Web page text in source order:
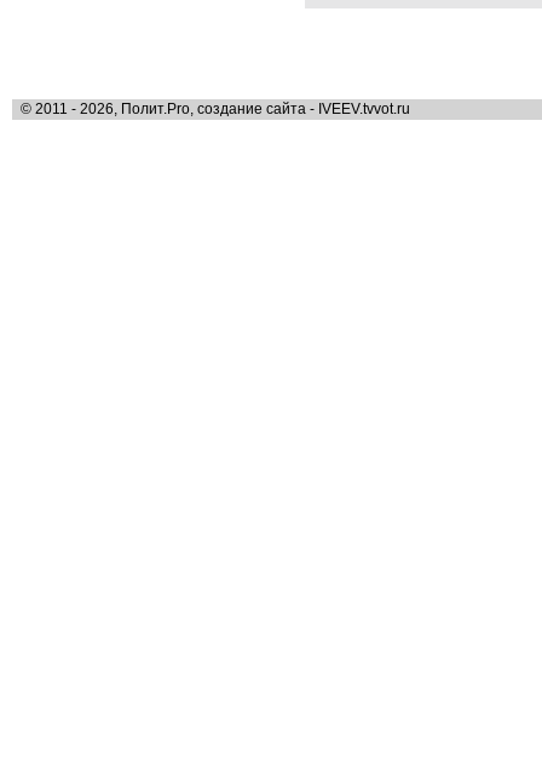
© 2011 - 2026, Полит.Pro, создание сайта - IVEEV.tvvot.ru